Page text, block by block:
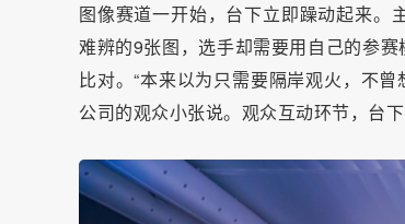
图像赛道一开始，台下立即躁动起来。
难辨的9张图，选手却需要用自己的参
比对。“本来以为只需要隔岸观火，不
公司的观众小张说。观众互动环节，台